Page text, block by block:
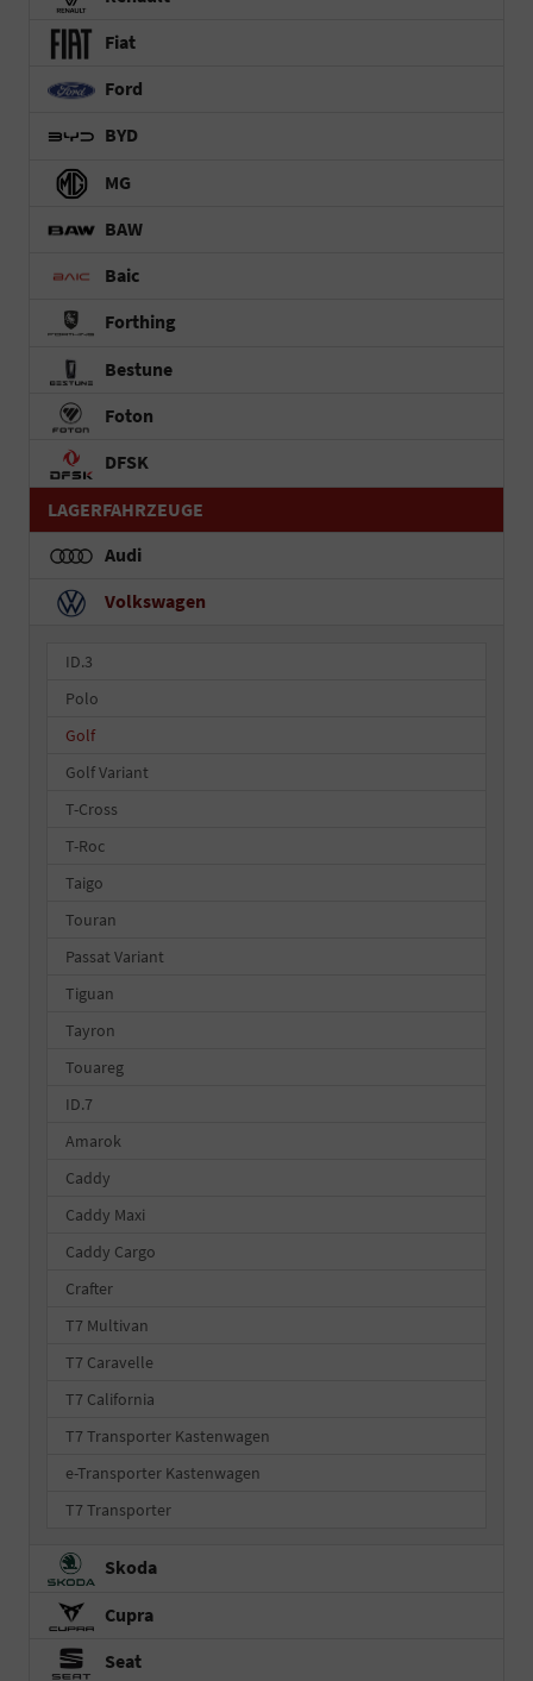
Fiat
Ford
BYD
MG
BAW
Baic
Forthing
Bestune
Foton
DFSK
LAGERFAHRZEUGE
Audi
Volkswagen
ID.3
Polo
Golf
Golf Variant
T-Cross
T-Roc
Taigo
Touran
Passat Variant
Tiguan
Tayron
Touareg
ID.7
Amarok
Caddy
Caddy Maxi
Caddy Cargo
Crafter
T7 Multivan
T7 Caravelle
T7 California
T7 Transporter Kastenwagen
e-Transporter Kastenwagen
T7 Transporter
Skoda
Cupra
Seat